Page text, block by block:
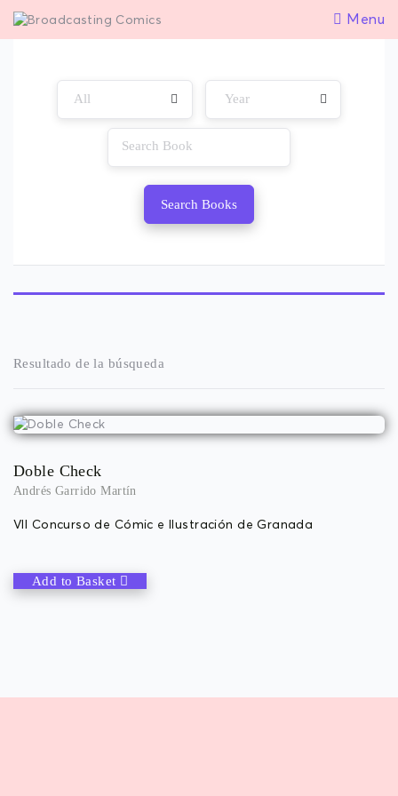
Menu
Search Books
Resultado de la búsqueda
Doble Check
Andrés Garrido Martín
VII Concurso de Cómic e Ilustración de Granada
Add to Basket